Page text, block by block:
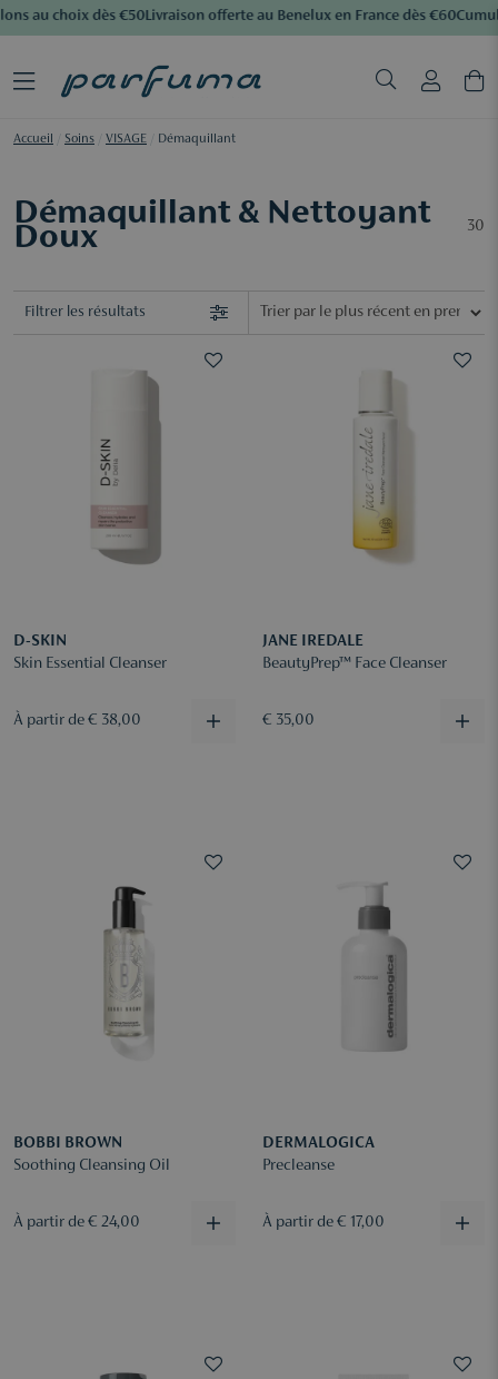
au choix dès €50Livraison offerte au Benelux en France dès €60
Accueil Soins VISAGE Démaquillant
Démaquillant & Nettoyant
Doux 30
Filtrer les résultats
D-SKIN
Skin Essential Cleanser
À partir de € 38,00
JANE IREDALE
BeautyPrep™ Face Cleanser
€ 35,00
BOBBI BROWN
Soothing Cleansing Oil
À partir de € 24,00
DERMALOGICA
Precleanse
À partir de € 17,00